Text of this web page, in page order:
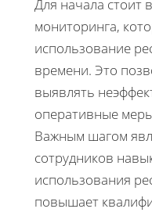
Для начала стоит
мониторинга,
использование
времени. Это
выявлять
оперативные
Важным шагом
сотрудников
использования
повышает